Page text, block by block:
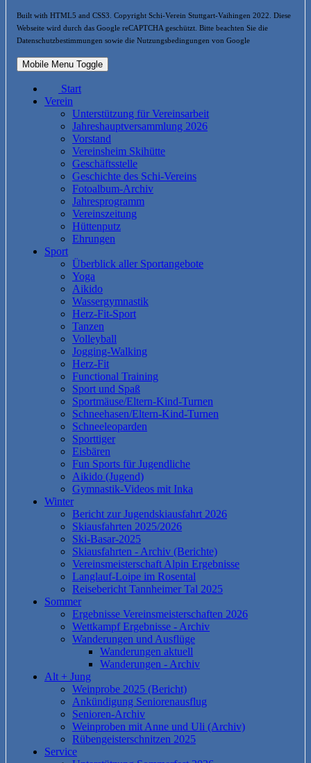
Built with HTML5 and CSS3. Copyright Schi-Verein Stuttgart-Vaihingen 2022. Diese
Webseite wird durch das Google reCAPTCHA geschützt. Bitte beachten Sie die
Datenschutzbestimmungen sowie die Nutzungsbedingungen von Google
Mobile Menu Toggle
Start
Verein
Unterstützung für Vereinsarbeit
Jahreshauptversammlung 2026
Vorstand
Vereinsheim Skihütte
Geschäftsstelle
Geschichte des Schi-Vereins
Fotoalbum-Archiv
Jahresprogramm
Vereinszeitung
Hüttenputz
Ehrungen
Sport
Überblick aller Sportangebote
Yoga
Aikido
Wassergymnastik
Herz-Fit-Sport
Tanzen
Volleyball
Jogging-Walking
Herz-Fit
Functional Training
Sport und Spaß
Sportmäuse/Eltern-Kind-Turnen
Schneehasen/Eltern-Kind-Turnen
Schneeleoparden
Sporttiger
Eisbären
Fun Sports für Jugendliche
Aikido (Jugend)
Gymnastik-Videos mit Inka
Winter
Bericht zur Jugendskiausfahrt 2026
Skiausfahrten 2025/2026
Ski-Basar-2025
Skiausfahrten - Archiv (Berichte)
Vereinsmeisterschaft Alpin Ergebnisse
Langlauf-Loipe im Rosental
Reisebericht Tannheimer Tal 2025
Sommer
Ergebnisse Vereinsmeisterschaften 2026
Wettkampf Ergebnisse - Archiv
Wanderungen und Ausflüge
Wanderungen aktuell
Wanderungen - Archiv
Alt + Jung
Weinprobe 2025 (Bericht)
Ankündigung Seniorenausflug
Senioren-Archiv
Weinproben mit Anne und Uli (Archiv)
Rübengeisterschnitzen 2025
Service